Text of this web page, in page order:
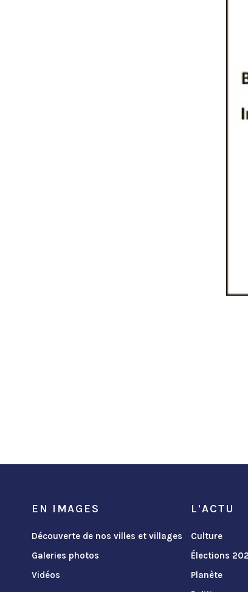
EN IMAGES
Découverte de nos villes et villages
Galeries photos
Vidéos
L'ACTU
Culture
Élections
Planète